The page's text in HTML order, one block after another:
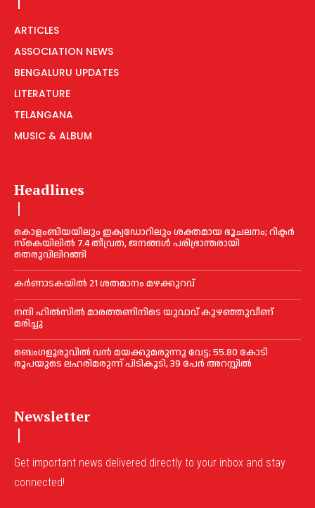
ARTICLES
ASSOCIATION NEWS
BENGALURU UPDATES
LITERATURE
TELANGANA
MUSIC & ALBUM
Headlines
കൊളംബിയയിലും ഇക്വഡോറിലും ശക്തമായ ഭൂചലനം; റിക്ടര്‍
സ്‌കെയിലില്‍ 7.4 തീവ്രത, ജനങ്ങൾ പരിഭ്രാന്തരായി
തെരുവിലിറങ്ങി
കർണാടകയിൽ 21 ശതമാനം മഴക്കുറവ്
നന്ദി ഹിൽസിൽ മാരത്തണിനിടെ യുവാവ് കുഴഞ്ഞുവീണ്
മരിച്ചു
ബെംഗളൂരുവിൽ വന്‍ മയക്കുമരുന്നു വേട്ട; 55.80 കോടി
രൂപയുടെ ലഹരിമരുന്ന് പിടികൂടി, 39 പേർ അറസ്റ്റിൽ
Newsletter
Get important news delivered directly to your inbox and stay
connected!